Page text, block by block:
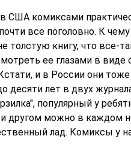
США комиксами
все поголовно. К чему
толстую книгу, что все-
ее глазами в
и в России они
десяти лет в двух
популярный у
другом можно в каждом
лад. Комиксы у